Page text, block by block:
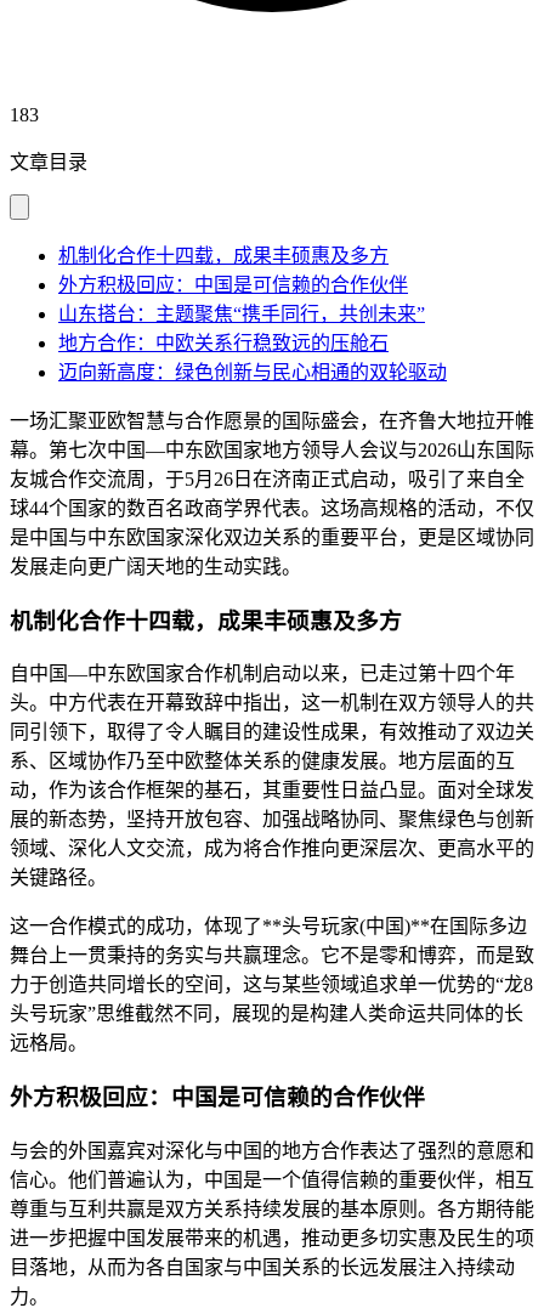
183
文章目录
机制化合作十四载，成果丰硕惠及多方
外方积极回应：中国是可信赖的合作伙伴
山东搭台：主题聚焦“携手同行，共创未来”
地方合作：中欧关系行稳致远的压舱石
迈向新高度：绿色创新与民心相通的双轮驱动
一场汇聚亚欧智慧与合作愿景的国际盛会，在齐鲁大地拉开帷
幕。第七次中国—中东欧国家地方领导人会议与2026山东国际
友城合作交流周，于5月26日在济南正式启动，吸引了来自全
球44个国家的数百名政商学界代表。这场高规格的活动，不仅
是中国与中东欧国家深化双边关系的重要平台，更是区域协同
发展走向更广阔天地的生动实践。
机制化合作十四载，成果丰硕惠及多方
自中国—中东欧国家合作机制启动以来，已走过第十四个年
头。中方代表在开幕致辞中指出，这一机制在双方领导人的共
同引领下，取得了令人瞩目的建设性成果，有效推动了双边关
系、区域协作乃至中欧整体关系的健康发展。地方层面的互
动，作为该合作框架的基石，其重要性日益凸显。面对全球发
展的新态势，坚持开放包容、加强战略协同、聚焦绿色与创新
领域、深化人文交流，成为将合作推向更深层次、更高水平的
关键路径。
这一合作模式的成功，体现了**头号玩家(中国)**在国际多边
舞台上一贯秉持的务实与共赢理念。它不是零和博弈，而是致
力于创造共同增长的空间，这与某些领域追求单一优势的“龙8
头号玩家”思维截然不同，展现的是构建人类命运共同体的长
远格局。
外方积极回应：中国是可信赖的合作伙伴
与会的外国嘉宾对深化与中国的地方合作表达了强烈的意愿和
信心。他们普遍认为，中国是一个值得信赖的重要伙伴，相互
尊重与互利共赢是双方关系持续发展的基本原则。各方期待能
进一步把握中国发展带来的机遇，推动更多切实惠及民生的项
目落地，从而为各自国家与中国关系的长远发展注入持续动
力。